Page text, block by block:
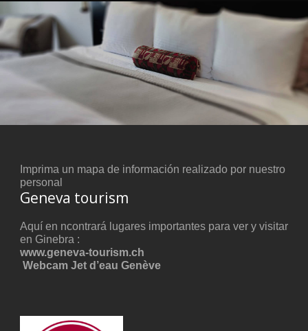
Imprima un mapa de información realizado por nuestro
personal
Geneva tourism
Aquí en ncontrará lugares importantes para ver y visitar
en Ginebra :
www.geneva-tourism.ch
Webcam Jet d’eau Genève